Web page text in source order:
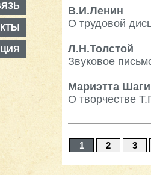
В.И.Ленин
О трудовой
Л.Н.Толстой
Звуковое
Мариэтта
О творчестве